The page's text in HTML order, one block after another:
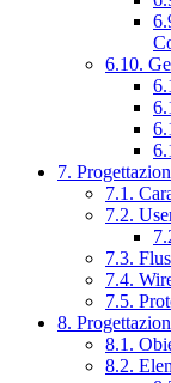
6.10.
7.
7.1.
7.2.
7.3.
7.4.
7.5.
8.
8.1.
8.2.